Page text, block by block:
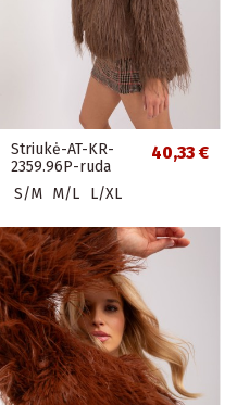
Striukė-AT-KR-
2359.96P-ruda
40,33 €
S/M M/L L/XL